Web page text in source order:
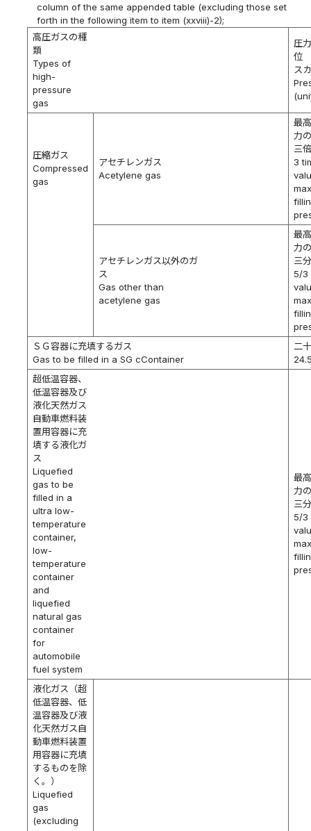
column of the same appended table (excluding those set
forth in the following item to item (xxviii)-2);
高圧ガスの種
類
Types of
high-
pressure
gas
圧
位
ス
圧縮ガス
Compressed
gas
アセチレンガス
Acetylene gas
最
力
三
3
アセチレンガス以外のガ
ス
Gas other than
acetylene gas
最
力
三
5/3
ＳＧ容器に充填するガス
Gas to be filled in a SG cContainer
二
超低温容器、
低温容器及び
液化天然ガス
自動車燃料装
置用容器に充
填する液化ガ
ス
Liquefied
gas to be
filled in a
ultra low-
temperature
container,
low-
temperature
container
and
liquefied
natural gas
container
for
automobile
fuel system
最
力
三
5/3
液化ガス（超
低温容器、低
温容器及び液
化天然ガス自
動車燃料装置
用容器に充填
するものを除
く。）
Liquefied
gas
(excluding